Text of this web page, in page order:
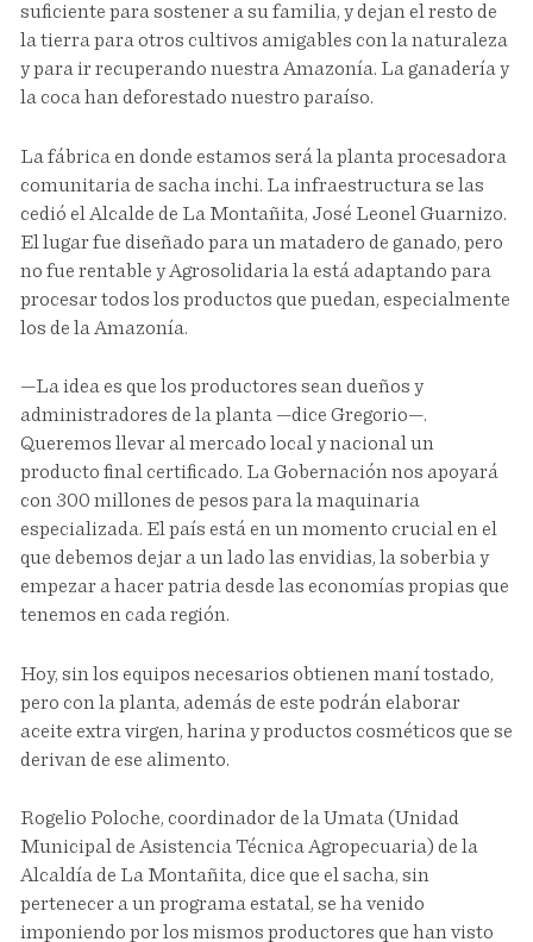
suficiente para sostener a su familia, y dejan el resto de
la tierra para otros cultivos amigables con la naturaleza
y para ir recuperando nuestra Amazonía. La ganadería y
la coca han deforestado nuestro paraíso.
La fábrica en donde estamos será la planta procesadora
comunitaria de sacha inchi. La infraestructura se las
cedió el Alcalde de La Montañita, José Leonel Guarnizo.
El lugar fue diseñado para un matadero de ganado, pero
no fue rentable y Agrosolidaria la está adaptando para
procesar todos los productos que puedan, especialmente
los de la Amazonía.
—La idea es que los productores sean dueños y
administradores de la planta —dice Gregorio—.
Queremos llevar al mercado local y nacional un
producto final certificado. La Gobernación nos apoyará
con 300 millones de pesos para la maquinaria
especializada. El país está en un momento crucial en el
que debemos dejar a un lado las envidias, la soberbia y
empezar a hacer patria desde las economías propias que
tenemos en cada región.
Hoy, sin los equipos necesarios obtienen maní tostado,
pero con la planta, además de este podrán elaborar
aceite extra virgen, harina y productos cosméticos que se
derivan de ese alimento.
Rogelio Poloche, coordinador de la Umata (Unidad
Municipal de Asistencia Técnica Agropecuaria) de la
Alcaldía de La Montañita, dice que el sacha, sin
pertenecer a un programa estatal, se ha venido
imponiendo por los mismos productores que han visto